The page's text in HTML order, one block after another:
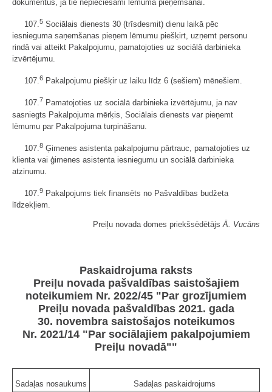
dokumentus, ja tie nepieciešami lēmuma pieņemšanai.
107. 5 Sociālais dienests 30 (trīsdesmit) dienu laikā pēc
iesnieguma saņemšanas pieņem lēmumu piešķirt, uzņemt personu
rindā vai atteikt Pakalpojumu, pamatojoties uz sociālā darbinieka
izvērtējumu.
107.6 Pakalpojumu piešķir uz laiku līdz 6 (sešiem) mēnešiem.
107.7 Pamatojoties uz sociālā darbinieka izvērtējumu, ja nav
sasniegts Pakalpojuma mērķis, Sociālais dienests var pieņemt
lēmumu par Pakalpojuma turpināšanu.
107. 8 Ģimenes asistenta pakalpojumu pārtrauc, pamatojoties uz
klienta vai ģimenes asistenta iesniegumu un sociālā darbinieka
atzinumu.
107.9 Pakalpojums tiek finansēts no Pašvaldības budžeta
līdzekļiem.
Preiļu novada domes priekšsēdētājsĀ. Vucāns
Paskaidrojuma raksts
Preiļu novada pašvaldības saistošajiem
noteikumiem Nr. 2022/45 "Par grozījumiem
Preiļu novada pašvaldības 2021. gada
30. novembra saistošajos noteikumos
Nr. 2021/14 "Par sociālajiem pakalpojumiem
Preiļu novadā""
Sadaļas nosaukums
Sadaļas paskaidrojums